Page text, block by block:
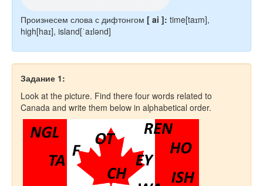
Произнесем слова с дифтонгом [ ai ]: time[taɪm],
high[haɪ], island[ˈaɪlənd]
Задание 1:
Look at the picture. Find there four words related to
Canada and write them below in alphabetical order.